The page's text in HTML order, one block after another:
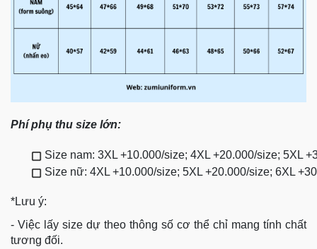
Phí phụ thu size lớn:
Size nam: 3XL +10.000/size; 4XL +20.000/size; 5XL
Size nữ: 4XL +10.000/size; 5XL +20.000/size; 6XL
*Lưu ý:
- Việc lấy size dự theo thông số cơ thể chỉ mang tính chất
tương đối.